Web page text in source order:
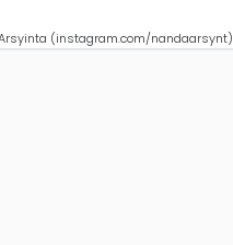
(instagram.com/nandaarsynt)